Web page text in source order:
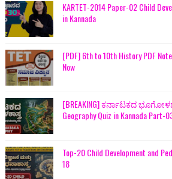
KARTET-2014 Paper-02 Child
in Kannada
[PDF] 6th to 10th History PDF
Now
[BREAKING] ಕರ್ನಾಟಕದ
Geography Quiz in Kannada
Top-20 Child Development and
18